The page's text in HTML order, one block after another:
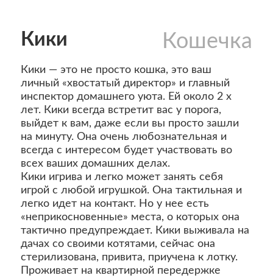
Кошечка
Кики
Кики — это не просто кошка, это ваш
личный «хвостатый директор» и главный
инспектор домашнего уюта. Ей около 2 х
лет. Кики всегда встретит вас у порога,
выйдет к вам, даже если вы просто зашли
на минуту. Она очень любознательная и
всегда с интересом будет участвовать во
всех ваших домашних делах.
Кики игрива и легко может занять себя
игрой с любой игрушкой. Она тактильная и
легко идет на контакт. Но у нее есть
«неприкосновенные» места, о которых она
тактично предупреждает. Кики выживала на
дачах со своими котятами, сейчас она
стерилизована, привита, приучена к лотку.
Проживает на квартирной передержке